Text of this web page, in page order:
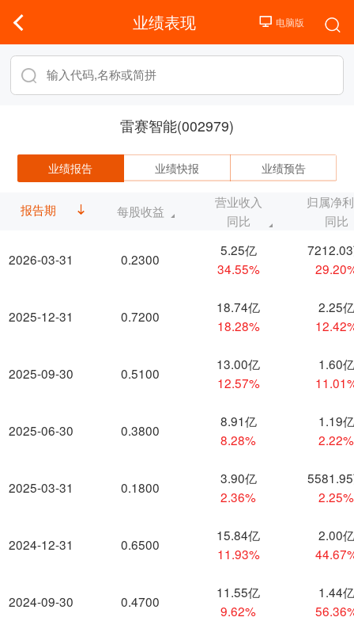
业绩表现
雷赛智能(002979)
业绩报告 业绩快报 业绩预告
报告期
2026-03-31
2025-12-31
2025-09-30
2025-06-30
2025-03-31
2024-12-31
2024-09-30
每股收益
营业收入
同比
归属净
同比
0.2300
5.25亿
34.55%
0.7200
18.74亿
18.28%
2.25亿
0.5100
13.00亿
12.57%
1.60亿
0.3800
8.91亿
8.28%
1.19亿
2.22%
0.1800
3.90亿
2.36%
2.25%
0.6500
15.84亿
11.93%
2.00亿
0.4700
11.55亿
9.62%
1.44亿